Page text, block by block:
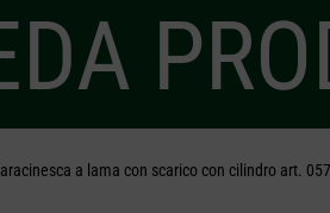
a lama con scarico con cilindro art.